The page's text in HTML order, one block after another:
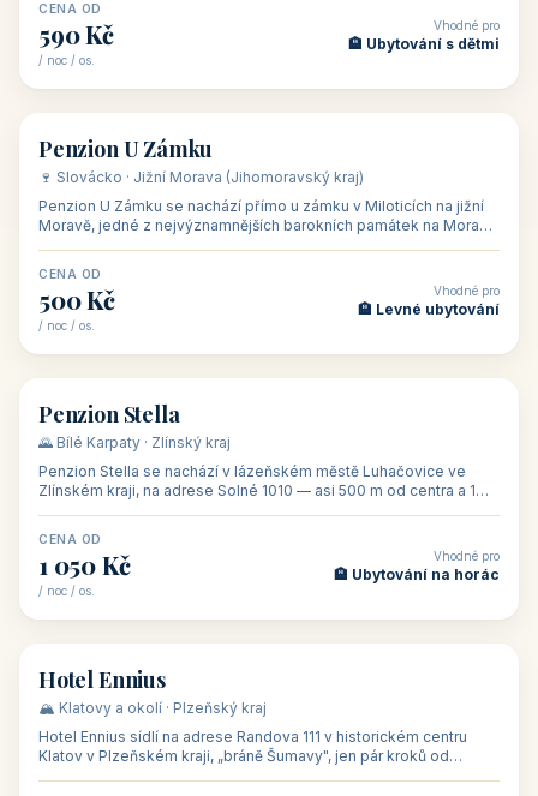
CENA OD
590 Kč
/ noc / os.
Vhodné pro
🏨 Ubytování s dětmi
🏡 penzion
Penzion U Zámku
🍷 Slovácko · Jižní Morava (Jihomoravský kraj)
Penzion U Zámku se nachází přímo u zámku v Miloticích na jižní
Moravě, jedné z nejvýznamnějších barokních památek na Moravě,
CENA OD
500 Kč
/ noc / os.
Vhodné pro
🏨 Levné ubytování
🏡 penzion
Penzion Stella
🌄 Bílé Karpaty · Zlínský kraj
Penzion Stella se nachází v lázeňském městě Luhačovice ve
Zlínském kraji, na adrese Solné 1010 — asi 500 m od centra a 1
CENA OD
1 050 Kč
/ noc / os.
Vhodné pro
🏨 Ubytování na horác
🏨 hotel
Hotel Ennius
🏔️ Klatovy a okolí · Plzeňský kraj
Hotel Ennius sídlí na adrese Randova 111 v historickém centru
Klatov v Plzeňském kraji, „bráně Šumavy", jen pár kroků od